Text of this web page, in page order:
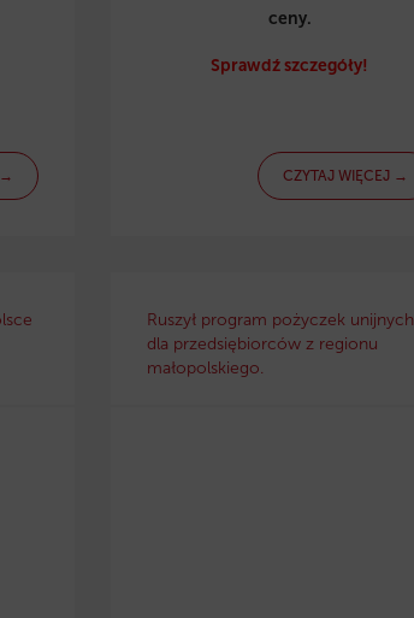
→
ceny.
Sprawdź szczegóły!
CZYTAJ WIĘCEJ →
Ruszył program pożyczek unijnych
dla przedsiębiorców z regionu
małopolskiego.